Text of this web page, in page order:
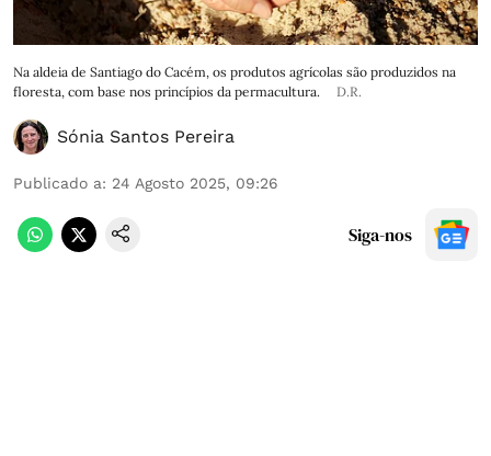
Na aldeia de Santiago do Cacém, os produtos agrícolas são produzidos na
floresta, com base nos princípios da permacultura.
D.R.
Sónia Santos Pereira
Publicado a: 24 Agosto 2025, 09:26
Siga-nos